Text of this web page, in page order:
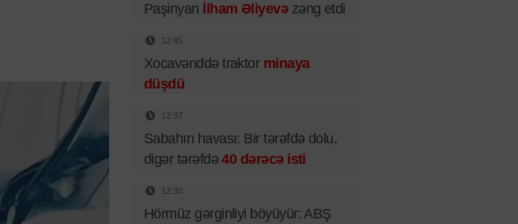
Paşinyan İlham Əliyevəzəng etdi
12:45
Xocavənddə traktor minaya
düşdü
12:37
Sabahın havası: Bir tərəfdə dolu,
digər tərəfdə40 dərəcə isti
12:30
Hörmüz gərginliyi böyüyür: ABŞ